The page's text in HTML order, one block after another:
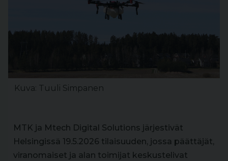
Kuva: Tuuli Simpanen
MTK ja Mtech Digital Solutions järjestivät
Helsingissä 19.5.2026 tilaisuuden, jossa päättäjät,
viranomaiset ja alan toimijat keskustelivat